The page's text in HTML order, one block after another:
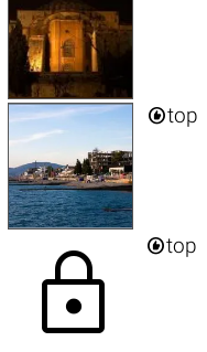
top
lock top